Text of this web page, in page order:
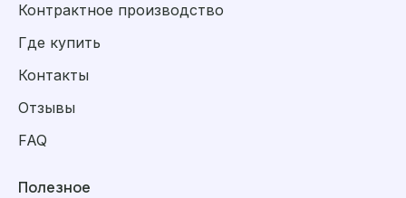
Контрактное производство
Где купить
Контакты
Отзывы
FAQ
Полезное